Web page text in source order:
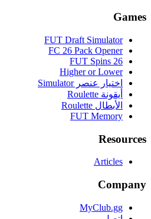
Games
FUT Draft Simulator
FC 26 Pack Opener
FUT Spins 26
Higher or Lower
اختيار عنصر Simulator
أيقونة Roulette
الأبطال Roulette
FUT Memory
Resources
Articles
Company
MyClub.gg